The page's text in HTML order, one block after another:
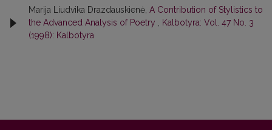
Marija Liudvika Drazdauskienė, A Contribution of Stylistics to
the Advanced Analysis of Poetry
Kalbotyra: Vol. 47 No. 3
(1998): Kalbotyra